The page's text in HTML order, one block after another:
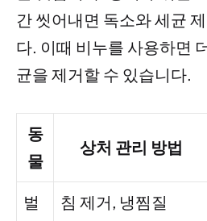
간 씻어내면 독소와 세균
다. 이때 비누를 사용하면
균을 제거할 수 있습니다.
동
물
상처 관리 방법
벌 침 제거, 냉찜질